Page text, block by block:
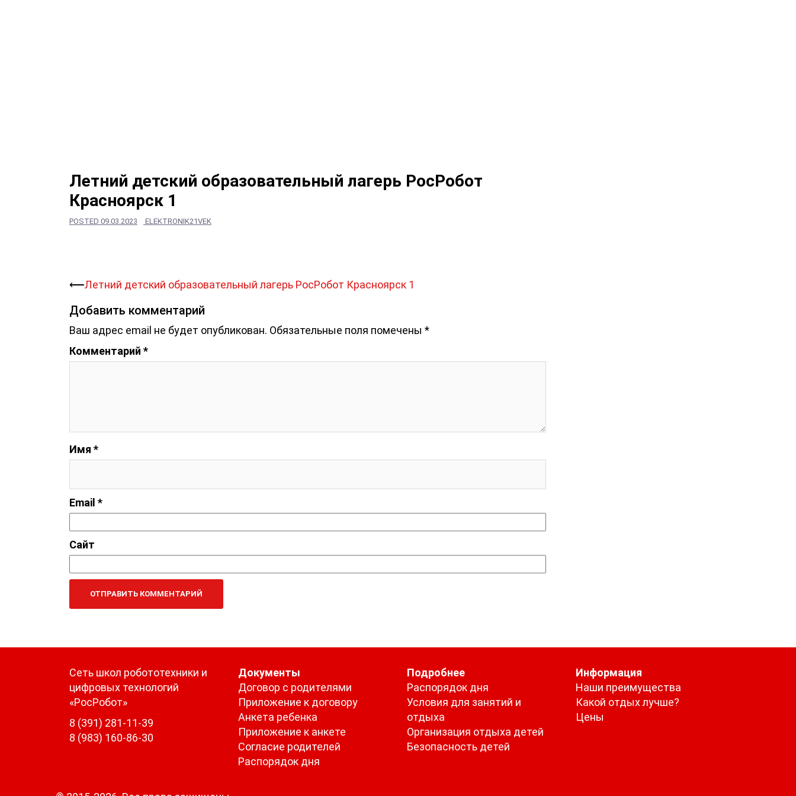
Летний детский образовательный лагерь РосРобот
Красноярск 1
POSTED 09.03.2023 ELEKTRONIK21VEK
Навигация
записи
⟵Летний детский образовательный лагерь РосРобот Красноярск 1
Добавить комментарий
Ваш адрес email не будет опубликован. Обязательные поля помечены *
Комментарий *
Имя *
Email *
Сайт
Сеть школ робототехники и
цифровых технологий
«РосРобот»
8 (391) 281-11-39
8 (983) 160-86-30
Документы
Договор с родителями
Приложение к договору
Анкета ребенка
Приложение к анкете
Согласие родителей
Распорядок дня
Подробнее
Распорядок дня
Условия для занятий и
отдыха
Организация отдыха детей
Безопасность детей
Информация
Наши преимущества
Какой отдых лучше?
Цены